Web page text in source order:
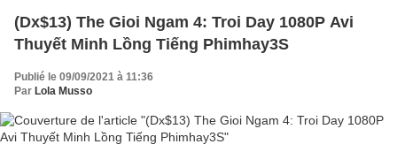
(Dx$13) The Gioi Ngam 4: Troi Day 1080P Avi
Thuyết Minh Lồng Tiếng Phimhay3S
Publié le 09/09/2021 à 11:36
Par Lola Musso